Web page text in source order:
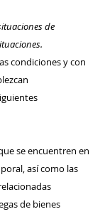
de
condiciones y con
se encuentren en
así como las
de bienes